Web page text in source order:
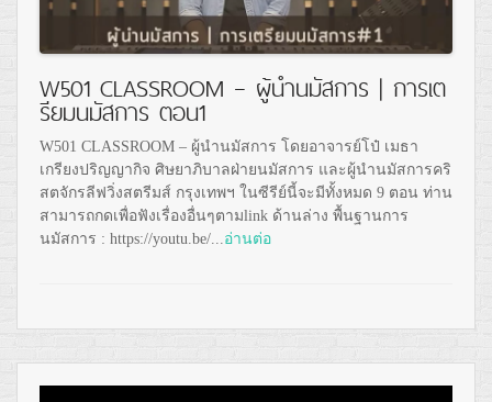
W501 CLASSROOM – ผู้นำนมัสการ | การเต
รียมนมัสการ ตอน1
W501 CLASSROOM – ผู้นำนมัสการ โดยอาจารย์โป๋ เมธา
เกรียงปริญญากิจ ศิษยาภิบาลฝ่ายนมัสการ และผู้นำนมัสการคริ
สตจักรลีฟวิ่งสตรีมส์ กรุงเทพฯ ในซีรีย์นี้จะมีทั้งหมด 9 ตอน ท่าน
สามารถกดเพื่อฟังเรื่องอื่นๆตามlink ด้านล่าง พื้นฐานการ
นมัสการ : https://youtu.be/...อ่านต่อ